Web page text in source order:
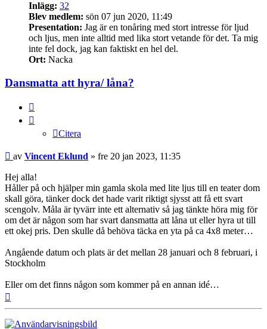
Inlägg: 32
Blev medlem: sön 07 jun 2020, 11:49
Presentation: Jag är en tonåring med stort intresse för ljud
och ljus, men inte alltid med lika stort vetande för det. Ta mig
inte fel dock, jag kan faktiskt en hel del.
Ort: Nacka
Dansmatta att hyra/ låna?
Citera
Inlägg
av Vincent Eklund » fre 20 jan 2023, 11:35
Hej alla!
Håller på och hjälper min gamla skola med lite ljus till en teater dom
skall göra, tänker dock det hade varit riktigt sjysst att få ett svart
scengolv. Måla är tyvärr inte ett alternativ så jag tänkte höra mig för
om det är någon som har svart dansmatta att låna ut eller hyra ut till
ett okej pris. Den skulle då behöva täcka en yta på ca 4x8 meter…
Angående datum och plats är det mellan 28 januari och 8 februari, i
Stockholm
Eller om det finns någon som kommer på en annan idé…